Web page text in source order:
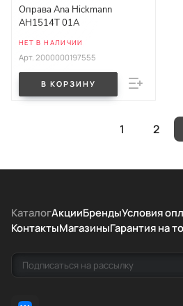
Оправа Ana Hickmann
AH1514T 01A
НЕТ В НАЛИЧИИ
Арт. 2000000197555
В КОРЗИНУ
1 2
КаталогАкцииБрендыУсловия
КонтактыМагазиныГарантия на